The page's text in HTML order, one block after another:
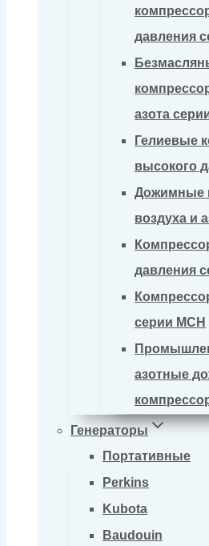
давления
азота
Гелиевые
высокого
Дожимные
воздуха и
давления
серии MCH
азотные
Генераторы
Портативные
Perkins
Kubota
Baudouin